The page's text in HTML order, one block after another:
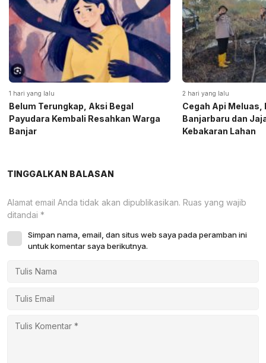
1 hari yang lalu
Belum Terungkap, Aksi Begal
Payudara Kembali Resahkan Warga
Banjar
2 hari yang lalu
Cegah Api Meluas,
Banjarbaru dan
Kebakaran Lahan
TINGGALKAN BALASAN
Alamat email Anda tidak akan dipublikasikan. Ruas yang wajib
ditandai *
Simpan nama, email, dan situs web saya pada peramban ini
untuk komentar saya berikutnya.